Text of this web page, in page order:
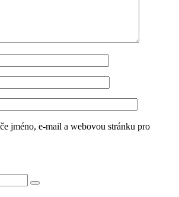
jméno, e-mail a webovou stránku pro